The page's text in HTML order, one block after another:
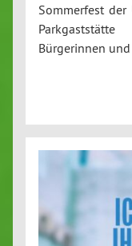
Sommerfest
Bürgerinnen